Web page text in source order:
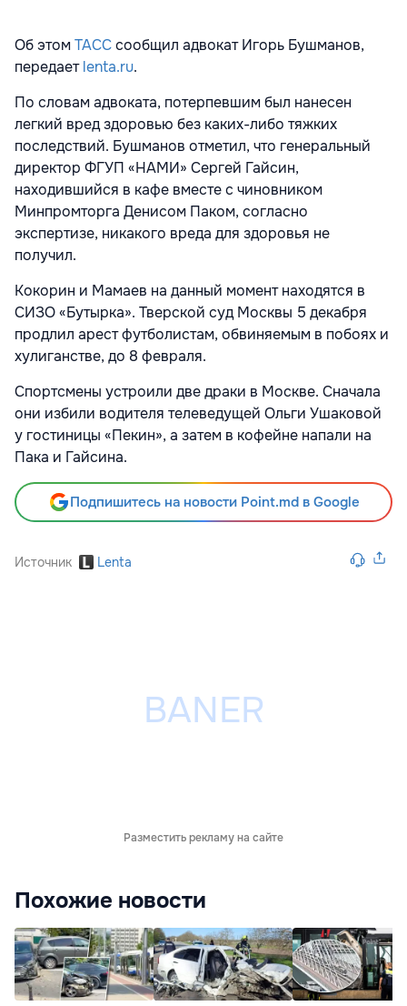
Об этомТАССсообщил адвокат Игорь Бушманов,
передаетlenta.ru.
По словам адвоката, потерпевшим был нанесен
легкий вред здоровью без каких-либо тяжких
последствий. Бушманов отметил, что генеральный
директор ФГУП «НАМИ» Сергей Гайсин,
находившийся в кафе вместе с чиновником
Минпромторга Денисом Паком, согласно
экспертизе, никакого вреда для здоровья не
получил.
Кокорин и Мамаев на данный момент находятся в
СИЗО «Бутырка». Тверской суд Москвы 5 декабря
продлил арест футболистам, обвиняемым в побоях и
хулиганстве, до 8 февраля.
Спортсмены устроили две драки в Москве. Сначала
они избили водителя телеведущей Ольги Ушаковой
у гостиницы «Пекин», а затем в кофейне напали на
Пака и Гайсина.
Подпишитесь на новости Point.md в Google
Источник Lenta
Разместить рекламу на сайте
Похожие новости